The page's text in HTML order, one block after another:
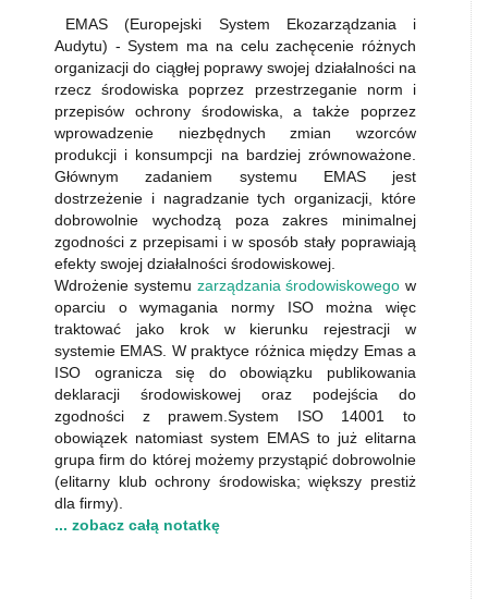
EMAS (Europejski System Ekozarządzania i
Audytu) - System ma na celu zachęcenie różnych
organizacji do ciągłej poprawy swojej działalności na
rzecz środowiska poprzez przestrzeganie norm i
przepisów ochrony środowiska, a także poprzez
wprowadzenie niezbędnych zmian wzorców
produkcji i konsumpcji na bardziej zrównoważone.
Głównym zadaniem systemu EMAS jest
dostrzeżenie i nagradzanie tych organizacji, które
dobrowolnie wychodzą poza zakres minimalnej
zgodności z przepisami i w sposób stały poprawiają
efekty swojej działalności środowiskowej.
Wdrożenie systemu zarządzania środowiskowego w
oparciu o wymagania normy ISO można więc
traktować jako krok w kierunku rejestracji w
systemie EMAS. W praktyce różnica między Emas a
ISO ogranicza się do obowiązku publikowania
deklaracji środowiskowej oraz podejścia do
zgodności z prawem.System ISO 14001 to
obowiązek natomiast system EMAS to już elitarna
grupa firm do której możemy przystąpić dobrowolnie
(elitarny klub ochrony środowiska; większy prestiż
dla firmy).
... zobacz całą notatkę